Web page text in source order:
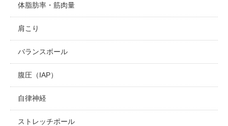
体脂肪率・筋肉量
肩こり
バランスボール
腹圧（IAP）
自律神経
ストレッチポール